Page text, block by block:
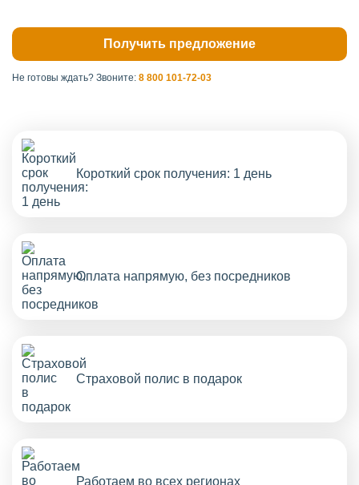
Не готовы ждать? Звоните: 8 800 101-72-03
Короткий срок получения: 1 день
Оплата напрямую, без посредников
Страховой полис в подарок
Работаем во всех регионах